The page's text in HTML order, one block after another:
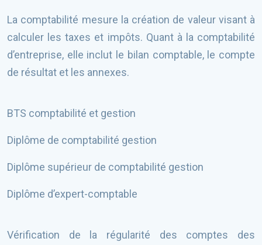
La comptabilité mesure la création de valeur visant à
calculer les taxes et impôts. Quant à la comptabilité
d’entreprise, elle inclut le bilan comptable, le compte
de résultat et les annexes.
BTS comptabilité et gestion
Diplôme de comptabilité gestion
Diplôme supérieur de comptabilité gestion
Diplôme d’expert-comptable
Vérification de la régularité des comptes des